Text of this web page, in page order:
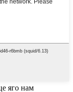
яго нам